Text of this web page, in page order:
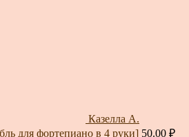
Казелла А.
для фортепиано в 4 руки] 50.00 ₽